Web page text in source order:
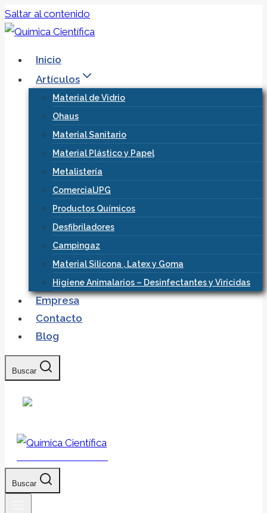
Saltar al contenido
Inicio
Artículos
Material de Vidrio
Ohaus
Material Sanitario
Material Plástico y Papel
Metalistería
ComercialJPG
Productos Químicos
Desfibriladores
Campingaz
Material Silicona , Latex y Goma
Higiene Animalarios – Desinfectantes y Viricidas
Empresa
Contacto
Blog
Buscar
Buscar